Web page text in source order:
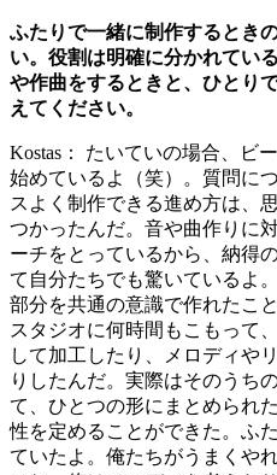
ふたりで一緒に制作するとき
い。役割は明確に分かれてい
や作曲をするときと、ひとり
えてください。
Kostas： たいていの場合、ビ
始めているよ（笑）。質問に
スよく制作できる進め方は、
つかったんだ。音や曲作りに
ーチをとっているから、納得
て自分たちでも驚いているよ
部分を共通の意識で作れたこ
スタジオに何時間もこもって
して加工したり、メロディや
りしたんだ。実際はそのうち
て、ひとつの形にまとめられ
性を定めることができた。ふ
ていたよ。俺たちがうまくや